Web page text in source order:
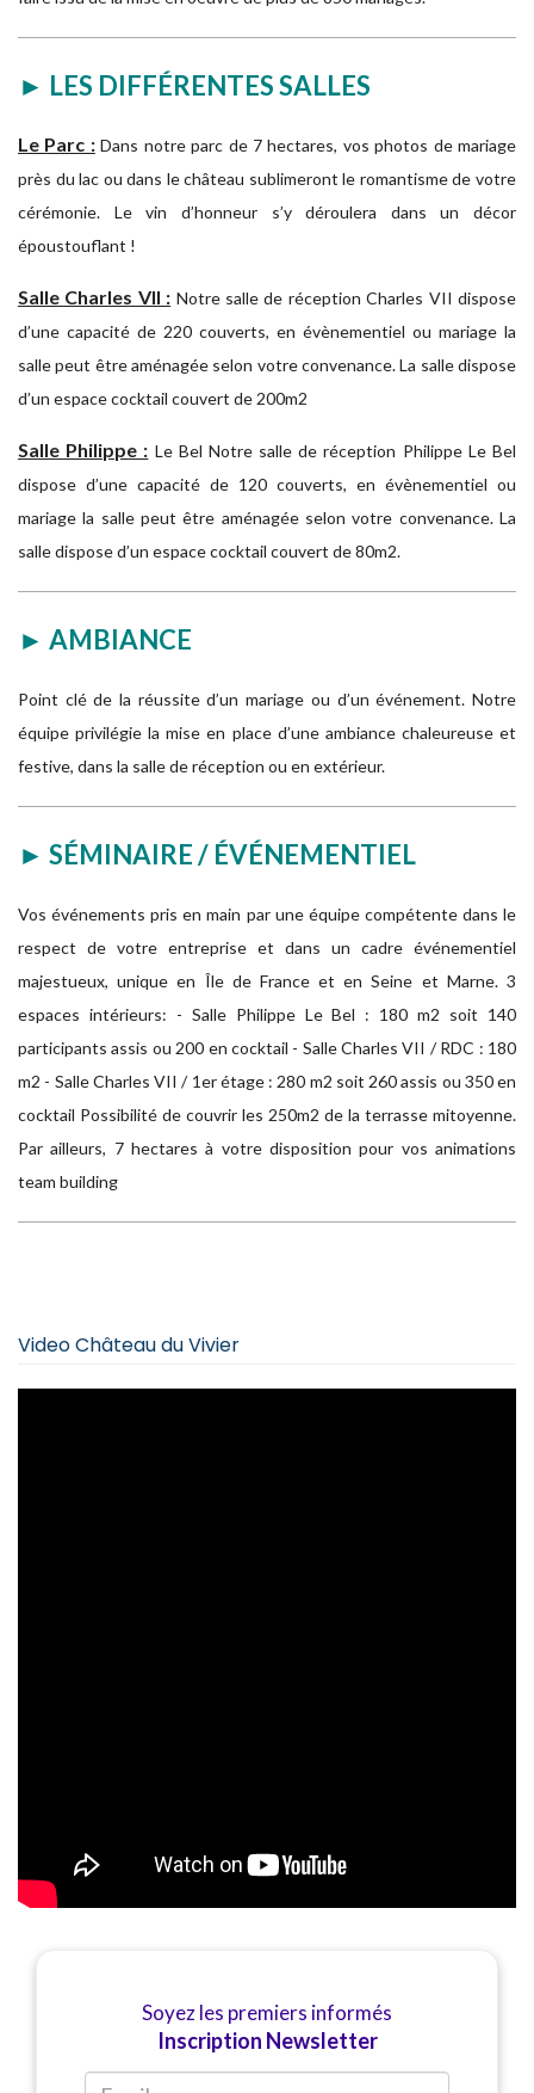
► LES DIFFÉRENTES SALLES
Le Parc :Dans notre parc de 7 hectares, vos photos de mariage
près du lac ou dans le château sublimeront le romantisme de votre
cérémonie. Le vin d’honneur s’y déroulera dans un décor
époustouflant !
Salle Charles VII : Notre salle de réception Charles VII dispose
d’une capacité de 220 couverts, en évènementiel ou mariage la
salle peut être aménagée selon votre convenance. La salle dispose
d’un espace cocktail couvert de 200m2
Salle Philippe : Le Bel Notre salle de réception Philippe Le Bel
dispose d’une capacité de 120 couverts, en évènementiel ou
mariage la salle peut être aménagée selon votre convenance. La
salle dispose d’un espace cocktail couvert de 80m2.
► AMBIANCE
Point clé de la réussite d’un mariage ou d’un événement. Notre
équipe privilégie la mise en place d’une ambiance chaleureuse et
festive, dans la salle de réception ou en extérieur.
► SÉMINAIRE / ÉVÉNEMENTIEL
Vos événements pris en main par une équipe compétente dans le
respect de votre entreprise et dans un cadre événementiel
majestueux, unique en Île de France et en Seine et Marne. 3
espaces intérieurs: - Salle Philippe Le Bel : 180 m2 soit 140
participants assis ou 200 en cocktail - Salle Charles VII / RDC : 180
m2 - Salle Charles VII / 1er étage : 280 m2 soit 260 assis ou 350 en
cocktail Possibilité de couvrir les 250m2 de la terrasse mitoyenne.
Par ailleurs, 7 hectares à votre disposition pour vos animations
team building
Video Château du Vivier
Soyez les premiers informés
Inscription Newsletter